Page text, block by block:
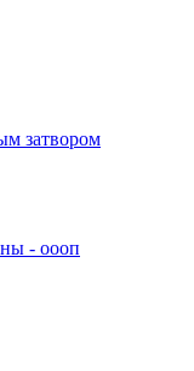
затвором
- оооп